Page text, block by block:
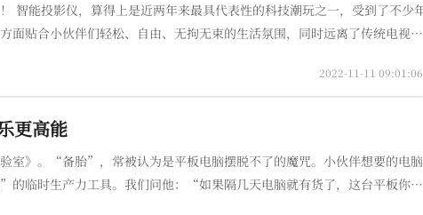
面贴合小伙伴们轻松、自由、无拘无束的生活氛围，同时远离了传统电视一
2022-11-11 09:01:06
更高能
室》。“备胎”，常被认为是平板电脑摆脱不了的魔咒。小伙伴想要的电脑
临时生产力工具。我们问他：“如果隔几天电脑就有货了，这台平板你打